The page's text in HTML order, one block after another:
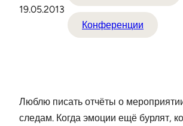
19.05.2013
Конференции
Люблю писать отчёты о
следам. Когда эмоции ещё бурлят,